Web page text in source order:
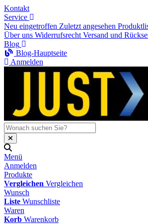
Kontakt
Service
Neu eingetroffen Zuletzt angesehen
Über uns Widerrufsrecht Versand und
Blog
Blog-Hauptseite
Anmelden
Menü
Anmelden
Produkte
Vergleichen Vergleichen
Wunsch
Liste Wunschliste
Waren
Korb Warenkorb